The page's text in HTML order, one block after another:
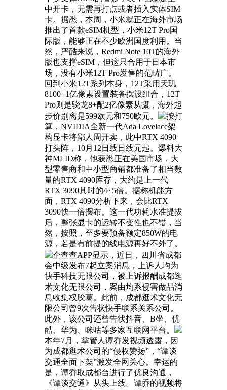
中开卡，无需再打点或者插入实体SIM
卡。据悉，本周，小米就正在海外市场
推出了首款eSIM机型，小米12T Pro国
际版，能够正在不少欧洲国度利用。当
然，严酷来说，Redmi Note 10T的海外
版也支撑eSIM，但这只合用于日本市
场，没有小米12T Pro发售的范畴广。
回到小米12T系列本身，12T采用天玑
8100+1亿像素设置装备摆设组合，12T
Pro则是骁龙8+配2亿像素从摄，海外起
步价别离是599欧元和750欧元。
按打
算，NVIDIA全新一代Ada Lovelace架
构显卡将鄙人周开卖，此中RTX 4090
打头阵，10月12日线日线元起。爆料大
神MLID称，他获悉正在美国市场，大
型零售商和中小型商铺都准备了相当数
量的RTX 4090库存，大约是上一代
RTX 3090其时的4~5倍。据称机能方
面，RTX 4090分析下来，会比RTX
3090快一倍摆布。这一代功耗水准提拔
后，整张显卡的运转不变性也不错，当
然，按照，至多要预备额定850W的电
源，若是有前提的线电源再好不外了。
企查查APP显示，近日，四川省成都
会中级发布7起立案消息，上诉人均为
快手科技无限公司，被上诉报酬成都逛
术文化无限公司，案由均系侵害做品消
息收集权胶葛。此前，成都逛术文化无
限公司曾9次告状快手联系关系公司。
此外，该公司还曾告状抖音、B坐、优
酷、华为、咪咕等多家互联网平台。
本年7月，掌管人谭乔发视频透露，因
为成都逛术公司的“侵权赞扬”，“谭谈
交通全面下架”激发全网关心。幸运的
是，谭乔取成都台进行了优良沟通，
《谭谈交通》从头上线。谭乔的视频将